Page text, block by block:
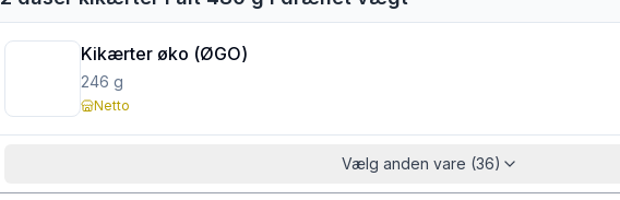
Kikærter øko (ØGO)
246 g
Netto
Vælg anden vare (36)